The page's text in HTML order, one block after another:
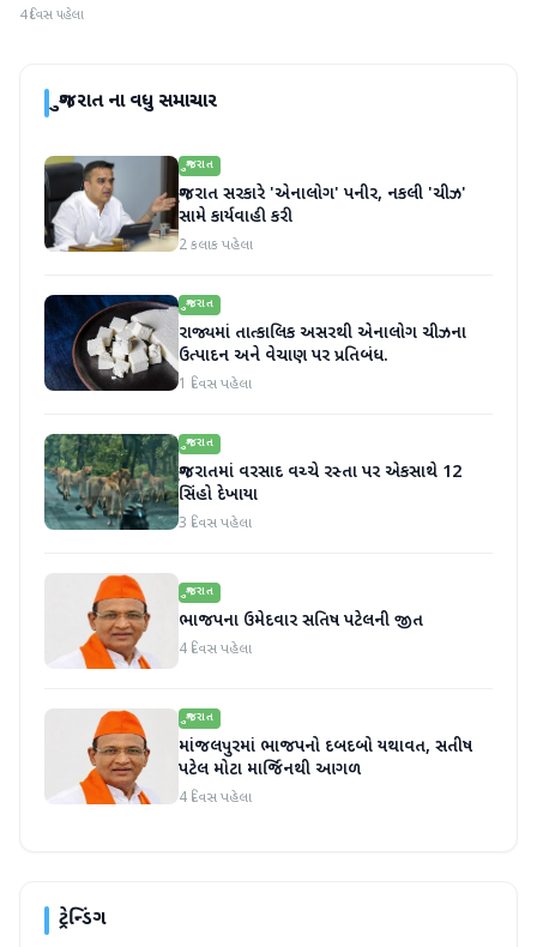
4 દિવસ પહેલા
ગુજરાતના વધુ સમાચાર
ગુજરાત
ગુજરાત સરકારે 'એનાલોગ' પનીર, નકલી 'ચીઝ'
સામે કાર્યવાહી કરી
2 કલાક પહેલા
ગુજરાત
રાજ્યમાં તાત્કાલિક અસરથી એનાલોગ ચીઝના
ઉત્પાદન અને વેચાણ પર પ્રતિબંધ.
1 દિવસ પહેલા
ગુજરાત
ગુજરાતમાં વરસાદ વચ્ચે રસ્તા પર એકસાથે 12
સિંહો દેખાયા
3 દિવસ પહેલા
ગુજરાત
ભાજપના ઉમેદવાર સતિષ પટેલની જીત
4 દિવસ પહેલા
ગુજરાત
માંજલપુરમાં ભાજપનો દબદબો યથાવત, સતીષ
પટેલ મોટા માર્જિનથી આગળ
4 દિવસ પહેલા
ટ્રેન્ડિંગ